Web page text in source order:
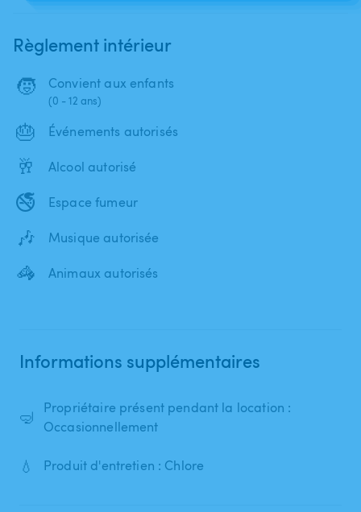
Règlement intérieur
🧒 Convient aux enfants
(0 - 12 ans)
🎂 Événements autorisés
🥂 Alcool autorisé
🚭 Espace fumeur
🎶 Musique autorisée
🦓 Animaux autorisés
Informations supplémentaires
🤿
Propriétaire présent pendant la location :
Occasionnellement
💧 Produit d'entretien : Chlore